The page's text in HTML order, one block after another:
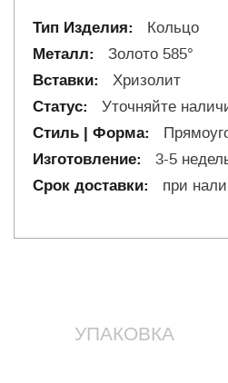
Кольцо
Золото 585°
Хризолит
Уточняйте
3-5
при
УПАКОВКА